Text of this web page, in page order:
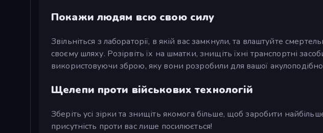
Покажи людям всю свою силу
Звільніться з лабораторії, в якій вас замкнули, та влаштуйте
своєму шляху. Розірвіть їх на шматки, знищіть їхні транспортні
використовуючи зброю, яку вони розробили для вашої
Щелепи проти військових технологій
Зберіть усі зірки та знищіть якомога більше, щоб заробити
присутність проти вас лише посилюється!